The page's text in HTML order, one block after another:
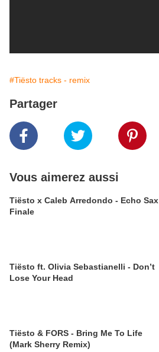
#Tiësto tracks - remix
Partager
Vous aimerez aussi
Tiësto x Caleb Arredondo - Echo Sax
Finale
Tiësto ft. Olivia Sebastianelli - Don’t
Lose Your Head
Tiësto & FORS - Bring Me To Life
(Mark Sherry Remix)